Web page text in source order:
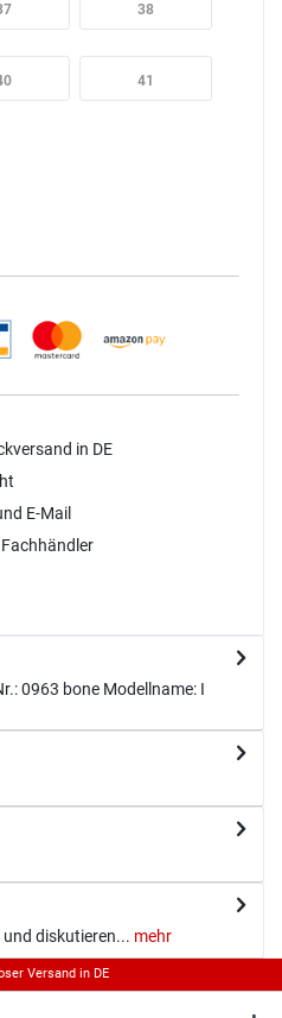
38
41
in DE
E-Mail
0963 bone Modellname: I
und diskutieren... mehr
Versand in DE